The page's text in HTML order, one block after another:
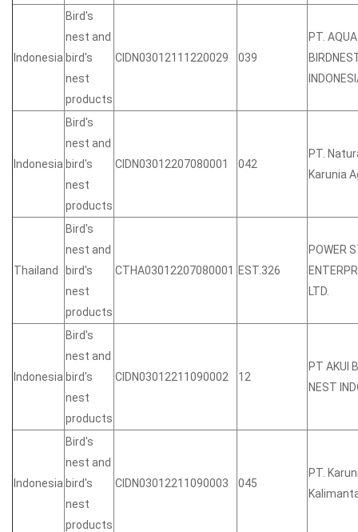
Indonesia
Bird's
nest and
bird's
nest
products
CIDN03012111220029 039
PT. AQUA
Indonesia
Bird's
nest and
bird's
nest
products
CIDN03012207080001 042
PT.
Karunia
Thailand
Bird's
nest and
bird's
nest
products
CTHA03012207080001 EST.326
POWER
LTD.
Indonesia
Bird's
nest and
bird's
nest
products
CIDN03012211090002 12
PT AKUI
NEST
Indonesia
Bird's
nest and
bird's
nest
products
CIDN03012211090003 045
PT.